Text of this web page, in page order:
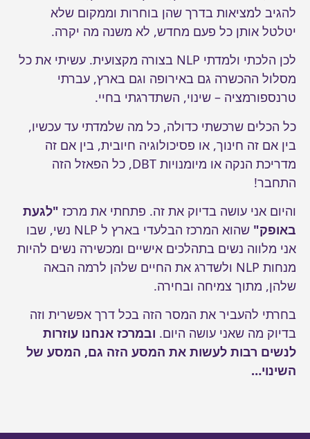
להגיב למציאות בדרך שהן בוחרות וממקום שלא
יטלטל אותן כל פעם מחדש, לא משנה מה יקרה.
לכן הלכתי ולמדתי NLP בצורה מקצועית. עשיתי את כל
מסלול ההכשרה גם באירופה וגם בארץ, עברתי
טרנספורמציה – שינוי, השתדרגתי בחיי.
כל הכלים שרכשתי כדולה, כל מה שלמדתי עד עכשיו,
בין אם זה חינוך, או פסיכולוגיה חיובית, בין אם זה
מדריכת הנקה או מיומנויות DBT, כל הפאזל הזה
התחבר!
והיום אני עושה בדיוק את זה. פתחתי את מרכז "לגעת
באופק"
שהוא המרכז הבלעדי בארץ ל NLP נשי, שבו
אני מלווה נשים בתהלכים אישיים ומכשירה נשים להיות
מנחות NLP ולשדרג את החיים שלהן לרמה הבאה
שלהן, מתוך צמיחה ובחירה.
בחרתי להעביר את המסר הזה בכל דרך אפשרית וזה
בדיוק מה שאני עושה היום. ובמרכז אנחנו עוזרות
לנשים רבות לעשות את המסע הזה גם, המסע של
השינוי…